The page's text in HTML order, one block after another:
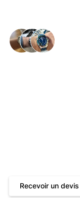
Recevoir un